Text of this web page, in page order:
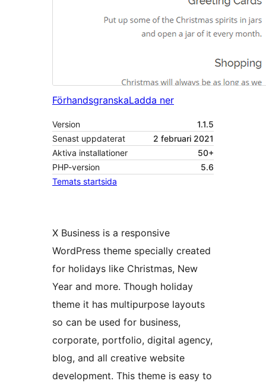
FörhandsgranskaLadda ner
Version
1.1.5
Senast uppdaterat
2 februari 2021
Aktiva installationer
50+
PHP-version
5.6
Temats startsida
X Business is a responsive
WordPress theme specially created
for holidays like Christmas, New
Year and more. Though holiday
theme it has multipurpose layouts
so can be used for business,
corporate, portfolio, digital agency,
blog, and all creative website
development. This theme is easy to